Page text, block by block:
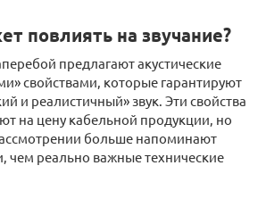
повлиять на звучание?
предлагают акустические
свойствами, которые гарантируют
и реалистичный» звук. Эти свойства
на цену кабельной продукции, но
больше напоминают
чем реально важные технические